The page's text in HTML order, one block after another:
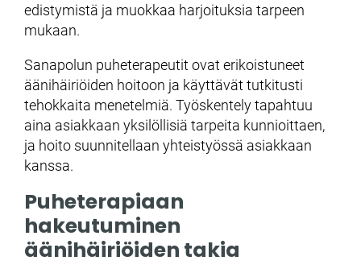
edistymistä ja muokkaa harjoituksia tarpeen
mukaan.
Sanapolun puheterapeutit ovat erikoistuneet
äänihäiriöiden hoitoon ja käyttävät tutkitusti
tehokkaita menetelmiä. Työskentely tapahtuu
aina asiakkaan yksilöllisiä tarpeita kunnioittaen,
ja hoito suunnitellaan yhteistyössä asiakkaan
kanssa.
Puheterapiaan
hakeutuminen
äänihäiriöiden takia